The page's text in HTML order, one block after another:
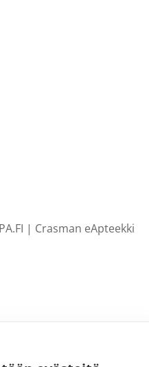
| Crasman eApteekki